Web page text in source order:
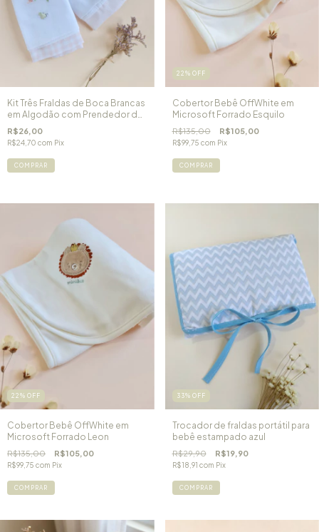
Kit Três Fraldas de Boca Brancas
em Algodão com Prendedor de
Chupeta Jardim de Flores
R$26,00
R$24,70 com Pix
22 % OFF
Cobertor Bebê OffWhite em
Microsoft Forrado Esquilo
R$135,00 R$105,00
R$99,75 com Pix
COMPRAR
22 % OFF
Cobertor Bebê OffWhite em
Microsoft Forrado Leon
R$135,00 R$105,00
R$99,75 com Pix
COMPRAR
33% OFF
Trocador de fraldas portátil para
bebê estampado azul
R$29,90 R$19,90
R$18,91 com Pix
COMPRAR